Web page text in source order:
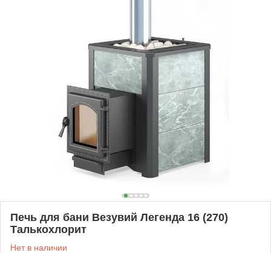
Печь для бани Везувий Легенда 16 (270)
Талькохлорит
Нет в наличии